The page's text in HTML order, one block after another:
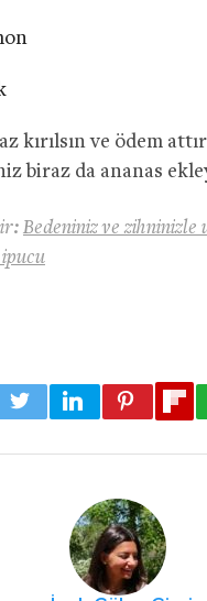
kırılsın ve ödem
biraz da ananas
Bedeniniz ve zihninizle